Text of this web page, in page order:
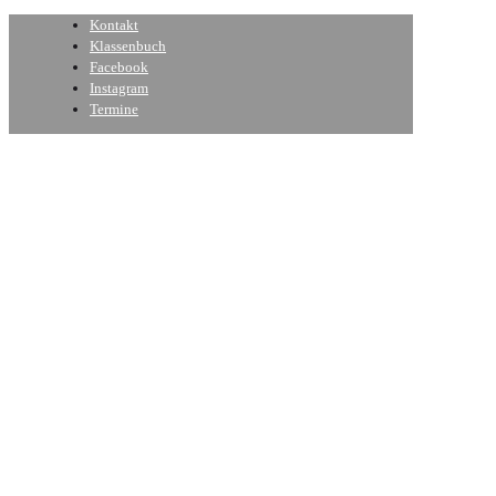
Kontakt
Klassenbuch
Facebook
Instagram
Termine